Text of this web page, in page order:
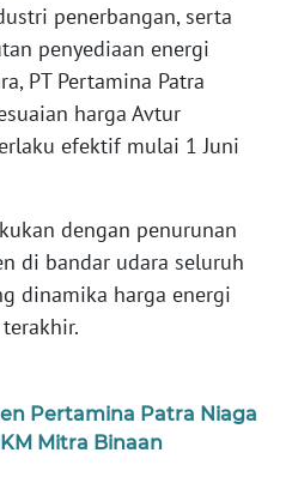
penerbangan, serta
penyediaan energi
PT Pertamina Patra
harga Avtur
efektif mulai 1 Juni
dengan penurunan
di bandar udara seluruh
dinamika harga energi
Pertamina Patra Niaga
Mitra Binaan